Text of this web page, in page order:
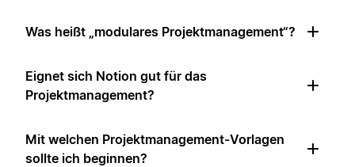
Was heißt „modulares Projektmanagement“?
Eignet sich Notion gut für das
Projektmanagement?
Mit welchen Projektmanagement-Vorlagen
sollte ich beginnen?